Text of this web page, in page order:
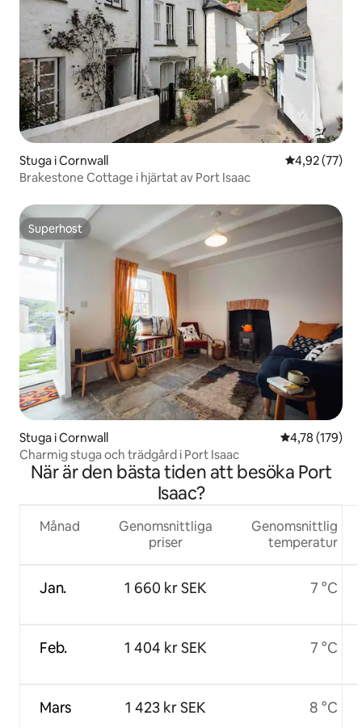
Stuga i Cornwall 4,92 av 5 i
4,92 (77)
Brakestone Cottage i hjärtat av Port Isaac
Superhost
Superhost
Stuga i Cornwall 4,78 av 5 i
4,78 (179)
Charmig stuga och trädgård i Port Isaac
När är den bästa tiden att besöka Port
Isaac?
Månad
Jan.
Feb.
Mars
Genomsnittliga
priser
1 660 kr SEK
1 404 kr SEK
1 423 kr SEK
Genomsnittlig
temperatur
7 °C
7 °C
8 °C